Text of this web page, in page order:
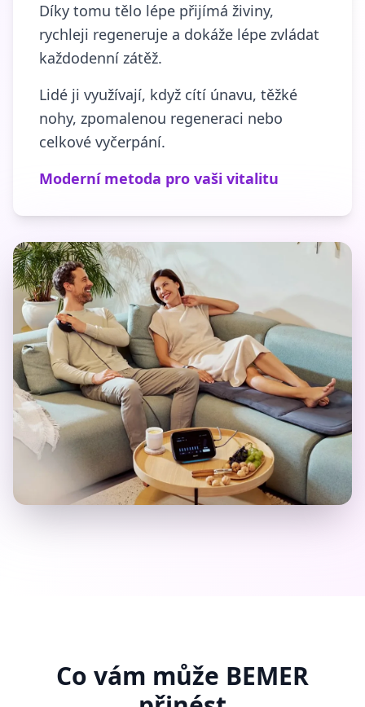
Díky tomu tělo lépe přijímá živiny,
rychleji regeneruje a dokáže lépe zvládat
každodenní zátěž.
Lidé ji využívají, když cítí únavu, těžké
nohy, zpomalenou regeneraci nebo
celkové vyčerpání.
Moderní metoda pro vaši vitalitu
Co vám může BEMER